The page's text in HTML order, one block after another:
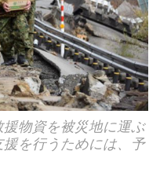
物資を被災地に運ぶ
を行うためには、予